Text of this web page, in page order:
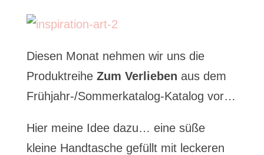
Diesen Monat nehmen wir uns die
Produktreihe Zum Verlieben aus dem
Frühjahr-/Sommerkatalog-Katalog vor…
Hier meine Idee dazu… eine süße
kleine Handtasche gefüllt mit leckeren